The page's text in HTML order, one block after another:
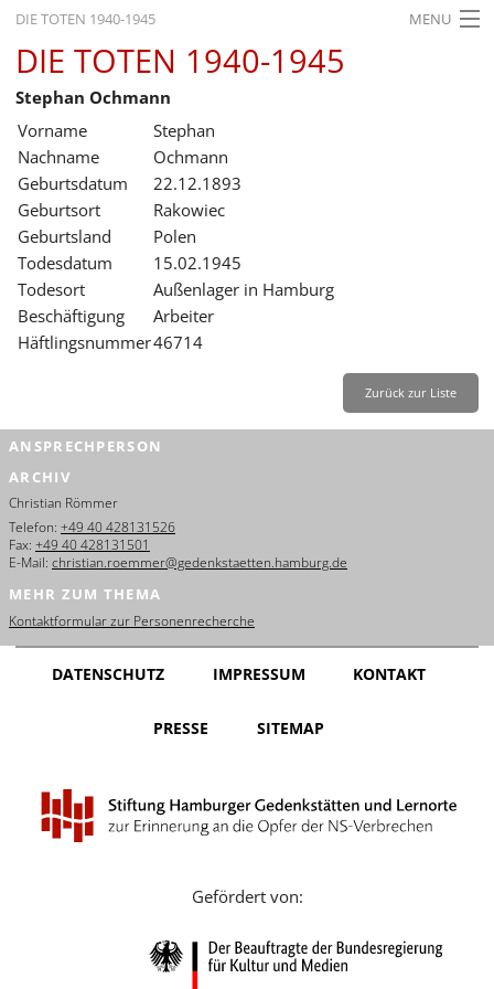
DIE TOTEN 1940-1945 MENU
STARTSEITE
AKTUELLES
AUSSTELLUNGEN
GESCHICHTE
BILDUNG
FORSCHUNG
SERVICE
Français
Dansk
Español
Nederlands
Português
Русский
Leichte Sprache
DIE TOTEN 1940-1945
Stephan Ochmann
Vorname
Stephan
Nachname
Ochmann
Geburtsdatum
22.12.1893
Geburtsort
Rakowiec
Geburtsland
Polen
Todesdatum
15.02.1945
Todesort
Außenlager in Hamburg
Beschäftigung
Arbeiter
Häftlingsnummer46714
Zurück zur Liste
ANSPRECHPERSON
ARCHIV
Christian Römmer
Telefon: +49 40 428131526
Fax: +49 40 428131501
E-Mail: christian.roemmer@gedenkstaetten.hamburg.de
MEHR ZUM THEMA
Kontaktformular zur Personenrecherche
DATENSCHUTZ IMPRESSUM KONTAKT
PRESSE SITEMAP
Gefördert von: